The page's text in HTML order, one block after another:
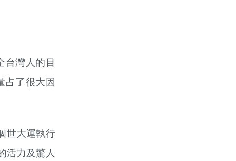
台灣人的目
占了很大因
世大運執行
活力及驚人